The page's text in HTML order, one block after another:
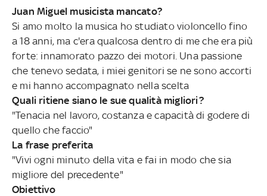
Juan Miguel musicista mancato?
Si amo molto la musica ho studiato violoncello fino
a 18 anni, ma c'era qualcosa dentro di me che era più
forte: innamorato pazzo dei motori. Una passione
che tenevo sedata, i miei genitori se ne sono accorti
e mi hanno accompagnato nella scelta
Quali ritiene siano le sue qualità migliori?
"Tenacia nel lavoro, costanza e capacità di godere di
quello che faccio"
La frase preferita
"Vivi ogni minuto della vita e fai in modo che sia
migliore del precedente"
Obiettivo